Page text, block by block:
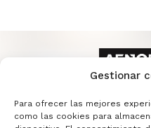
Gestionar
Para ofrecer las mejores
como las cookies para